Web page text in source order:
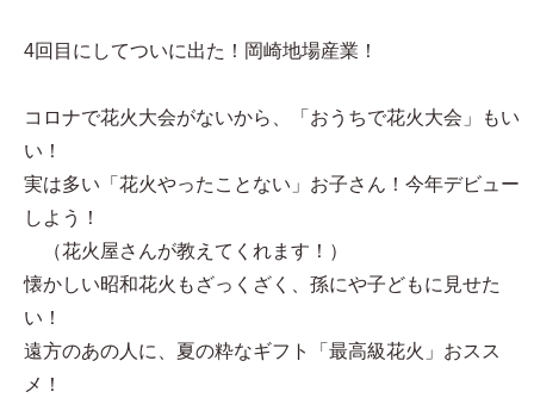
4回目にしてついに出た！岡崎地場産業！
コロナで花火大会がないから、「おうちで花火大会」もい
い！
実は多い「花火やったことない」お子さん！今年デビュー
しよう！
（花火屋さんが教えてくれます！）
懐かしい昭和花火もざっくざく、孫にや子どもに見せた
い！
遠方のあの人に、夏の粋なギフト「最高級花火」おスス
メ！